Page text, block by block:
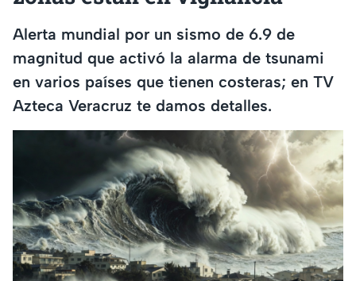
Alerta mundial por un sismo de 6.9 de
magnitud que activó la alarma de tsunami
en varios países que tienen costeras; en TV
Azteca Veracruz te damos detalles.